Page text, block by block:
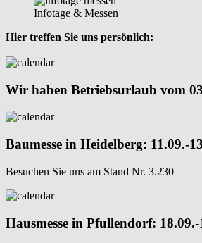
Infotage & Messen
Hier treffen Sie uns persönlich:
Wir haben Betriebsurlaub vom
Baumesse in Heidelberg: 11.09.-
Besuchen Sie uns am Stand Nr. 3.230
Hausmesse in Pfullendorf: 18.09.-